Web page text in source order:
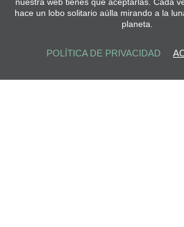
hace un lobo solitario aúlla mirando a la
planeta.
POLÍTICA DE PRIVACIDAD